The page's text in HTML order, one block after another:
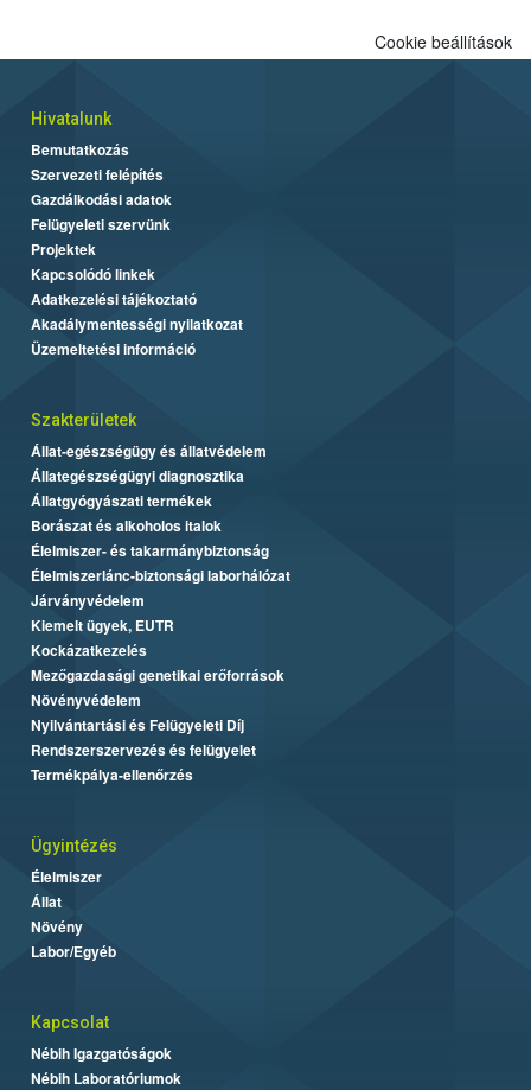
Cookie beállítások
Hivatalunk
Bemutatkozás
Szervezeti felépítés
Gazdálkodási adatok
Felügyeleti szervünk
Projektek
Kapcsolódó linkek
Adatkezelési tájékoztató
Akadálymentességi nyilatkozat
Üzemeltetési információ
Szakterületek
Állat-egészségügy és állatvédelem
Állategészségügyi diagnosztika
Állatgyógyászati termékek
Borászat és alkoholos italok
Élelmiszer- és takarmánybiztonság
Élelmiszerlánc-biztonsági laborhálózat
Járványvédelem
Kiemelt ügyek, EUTR
Kockázatkezelés
Mezőgazdasági genetikai erőforrások
Növényvédelem
Nyilvántartási és Felügyeleti Díj
Rendszerszervezés és felügyelet
Termékpálya-ellenőrzés
Ügyintézés
Élelmiszer
Állat
Növény
Labor/Egyéb
Kapcsolat
Nébih Igazgatóságok
Nébih Laboratóriumok